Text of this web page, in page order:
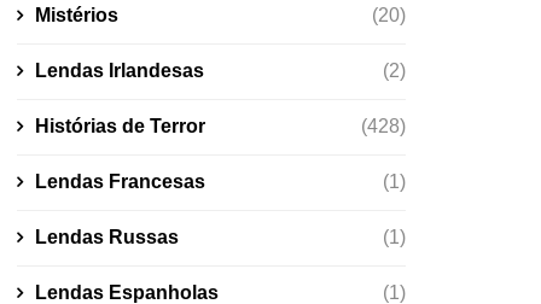
Mistérios (20)
Lendas Irlandesas (2)
Histórias de Terror (428)
Lendas Francesas (1)
Lendas Russas (1)
Lendas Espanholas (1)